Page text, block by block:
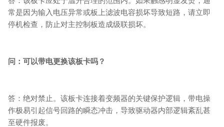
常是因为输入电压异常或板上滤波电容损坏导致短路，请立即
停机检查，防止对主控制板造成级联损坏。
问：可以带电更换该板卡吗？
答：绝对禁止。该板卡连接着变频器的关键保护逻辑，带电操
作极易引起信号回路的瞬态冲击，导致驱动器内部逻辑紊乱甚
至硬件报废。